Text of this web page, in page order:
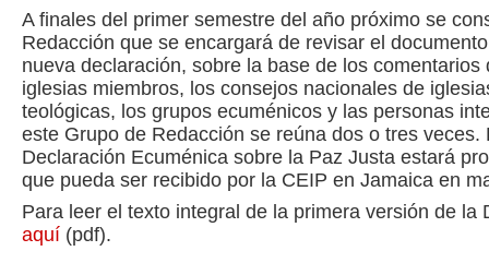
A finales del primer semestre del año próximo se
Redacción que se encargará de revisar el
nueva declaración, sobre la base de los
iglesias miembros, los consejos nacionales de
teológicas, los grupos ecuménicos y las personas
este Grupo de Redacción se reúna dos o tres veces.
Declaración Ecuménica sobre la Paz Justa estará
que pueda ser recibido por la CEIP en Jamaica en
Para leer el texto integral de la primera versión de la
aquí (pdf).